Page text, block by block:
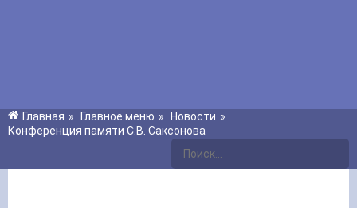
Главная » Главное меню » Новости »
Конференция памяти С.В. Саксонова